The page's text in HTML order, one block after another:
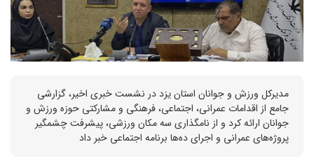
مدیرکل ورزش و جوانان استان یزد در نشست خبری اخیر، گزارشی
جامع از اقدامات عمرانی، اجتماعی، فرهنگی و مشارکتی حوزه ورزش و
جوانان ارائه کرد و از نامگذاری سه مکان ورزشی، پیشرفت چشمگیر
پروژه‌های عمرانی و اجرای ده‌ها برنامه اجتماعی خبر داد